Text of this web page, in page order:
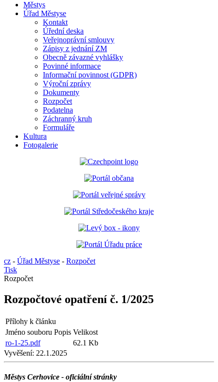
Městys
Úřad Městyse
Kontakt
Úřední deska
Veřejnoprávní smlouvy
Zápisy z jednání ZM
Obecně závazné vyhlášky
Povinné informace
Informační povinnost (GDPR)
Výroční zprávy
Dokumenty
Rozpočet
Podatelna
Záchranný kruh
Formuláře
Kultura
Fotogalerie
cz - Úřad Městyse - Rozpočet
Tisk
Rozpočet
Rozpočtové opatření č. 1/2025
Přílohy k článku
Jméno souboru Popis Velikost
ro-1-25.pdf
62.1 Kb
Vyvěšení: 22.1.2025
Městys Cerhovice - oficiální stránky